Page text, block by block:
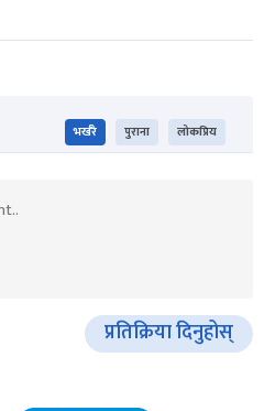
भर्खरै पुराना लोकप्रिय
प्रतिक्रिया दिनुहोस्